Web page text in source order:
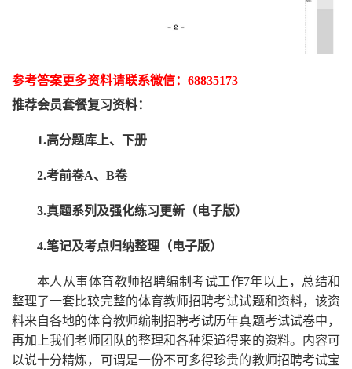
参考答案更多资料请联系微信： 68835173
推荐会员套餐复习资料：
1.高分题库上、下册
2.考前卷A、B卷
3.真题系列及强化练习更新（电子版）
4.笔记及考点归纳整理（电子版）
本人从事体育教师招聘编制考试工作7年以上，总结和
整理了一套比较完整的体育教师招聘考试试题和资料，该资
料来自各地的体育教师编制招聘考试历年真题考试试卷中，
再加上我们老师 团队的整理和各种渠道得来的资料。内容可
以说十分精炼，可谓是一份不可多得珍贵的教师招聘考试宝